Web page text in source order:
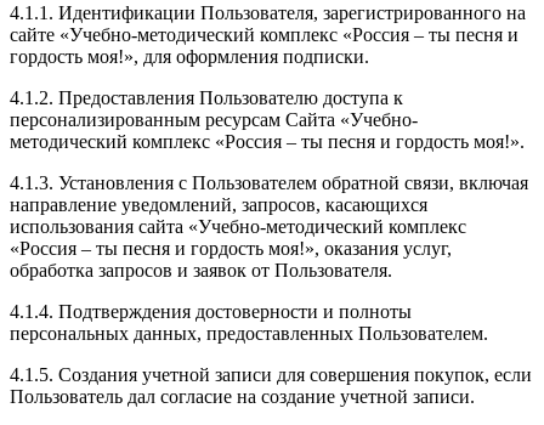
4.1.1. Идентификации Пользователя, зарегистрированного на
сайте «Учебно-методический комплекс «Россия – ты песня и
гордость моя!», для оформления подписки.
4.1.2. Предоставления Пользователю доступа к
персонализированным ресурсам Сайта «Учебно-
методический комплекс «Россия – ты песня и гордость моя!».
4.1.3. Установления с Пользователем обратной связи, включая
направление уведомлений, запросов, касающихся
использования сайта «Учебно-методический комплекс
«Россия – ты песня и гордость моя!», оказания услуг,
обработка запросов и заявок от Пользователя.
4.1.4. Подтверждения достоверности и полноты
персональных данных, предоставленных Пользователем.
4.1.5. Создания учетной записи для совершения покупок, если
Пользователь дал согласие на создание учетной записи.